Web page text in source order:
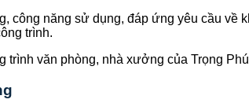
công năng sử dụng, đáp ứng yêu cầu
trình.
trình văn phòng, nhà xưởng của Trọng